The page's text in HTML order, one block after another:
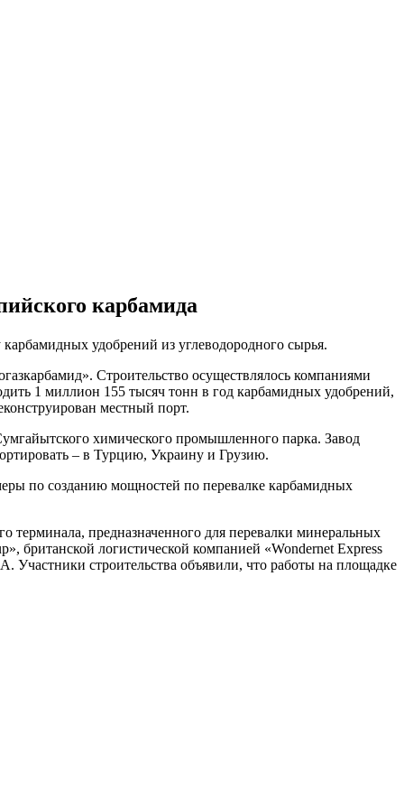
карбамида
удобрений из углеводородного сырья.
Строительство осуществлялось компаниями
1 миллион 155 тысяч тонн в год карбамидных удобрений,
местный порт.
химического промышленного парка. Завод
– в Турцию, Украину и Грузию.
по созданию мощностей по перевалке карбамидных
терминала, предназначенного для перевалки минеральных
британской логистической компанией «Wondernet Express
строительства объявили, что работы на площадке